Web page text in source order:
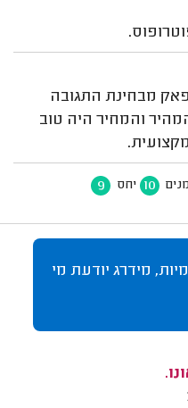
מבחינת התגובה
והמחיר היה טוב
10 יחס 9
מידרג יודעת מי